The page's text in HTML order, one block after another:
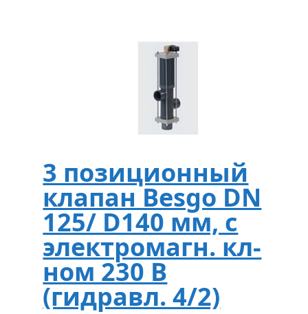
3 позиционный
клапан Besgo DN
125/ D140 мм, с
электромагн. кл-
ном 230 В
(гидравл. 4/2)